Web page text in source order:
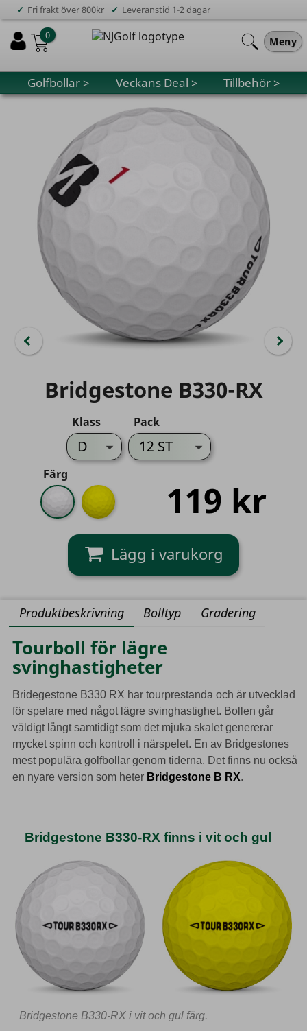
✓ Fri frakt över 800kr ✓ Leveranstid 1-2 dagar
Meny
0
Golfbollar > Veckans Deal > Tillbehör >
Bridgestone B330-RX
Klass Pack
Färg
Vit Gul 119 kr
Produktbeskrivning Bolltyp Gradering
Tourboll för lägre
svinghastigheter
Bridegestone B330 RX har tourprestanda och är utvecklad
för spelare med något lägre svinghastighet. Bollen går
väldigt långt samtidigt som det mjuka skalet genererar
mycket spinn och kontroll i närspelet. En av Bridgestones
mest populära golfbollar genom tiderna. Det finns nu också
en nyare version som heter Bridgestone B RX.
Bridgestone B330-RX finns i vit och gul
Bridgestone B330-RX i vit och gul färg.